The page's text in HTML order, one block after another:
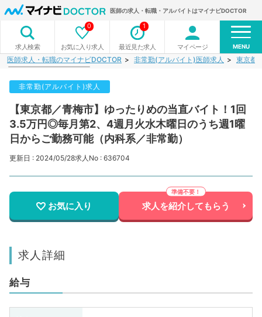
医師の求人・転職・アルバイトはマイナビDOCTOR
求人検索 お気に入り求人
0
最近見た求人
1
マイページ MENU
医師求人・転職のマイナビDOCTOR 非常勤(アルバイト)医師求人 東京都
非常勤(アルバイト)求人
【東京都／青梅市】ゆったりめの当直バイト！1回
3.5万円◎毎月第2、4週月火水木曜日のうち週1曜
日からご勤務可能（内科系／非常勤）
更新日 : 2024/05/28求人No : 636704
お気に入り 求人を紹介してもらう
求人詳細
給与